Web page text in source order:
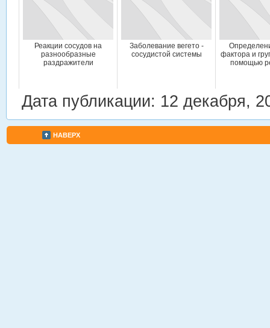
Реакции сосудов на
разнообразные
раздражители
Заболевание вегето -
сосудистой системы
фактора и
помощью
Дата публикации: 12 декабря,
НАВЕРХ